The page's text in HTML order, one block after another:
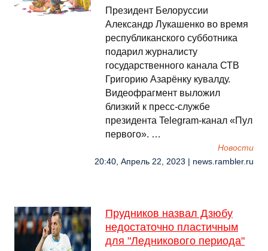
Президент Белоруссии
Александр Лукашенко во время
республиканского субботника
подарил журналисту
государственного канала СТВ
Григорию Азарёнку кувалду.
Видеофрагмент выложил
близкий к пресс-службе
президента Telegram-канал «Пул
первого». …
Новости
20:40, Апрель 22, 2023 | news.rambler.ru
Прудников назвал Дзюбу
недостаточно пластичным
для "Ледникового периода"